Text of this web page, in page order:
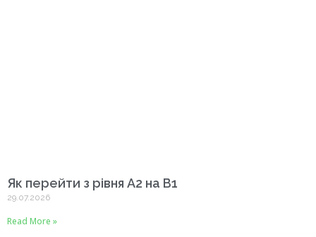
Як перейти з рівня A2 на B1
29.07.2026
Read More »